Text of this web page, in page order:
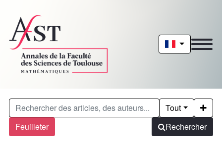
Feuilleter
Tout
Rechercher